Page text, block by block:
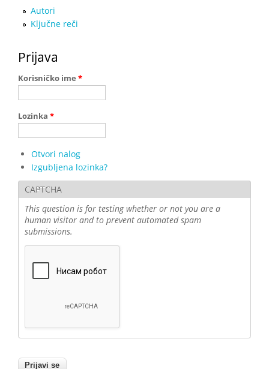
Autori
Ključne reči
Prijava
Korisničko ime *
Lozinka *
Otvori nalog
Izgubljena lozinka?
CAPTCHA
This question is for testing whether or not you are a
human visitor and to prevent automated spam
submissions.